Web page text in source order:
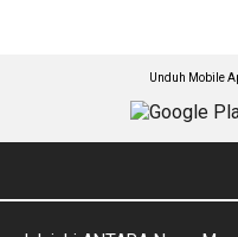
Unduh Mobile